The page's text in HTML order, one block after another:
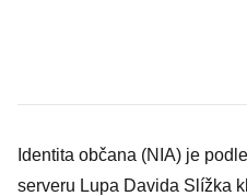
Identita občana (NIA) je
serveru Lupa Davida Slížka